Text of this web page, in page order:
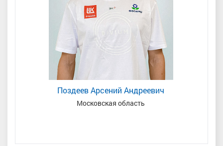
Поздеев Арсений Андреевич
Московская область